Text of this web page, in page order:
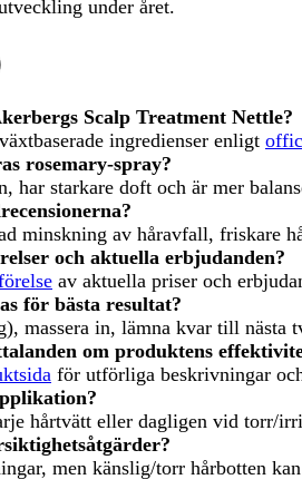
under året.
Scalp Treatment Nettle?
ingredienser enligt
rosemary-spray?
har starkare doft och är mer
minskning av håravfall, friskare
och aktuella erbjudanden?
av aktuella priser och
för bästa resultat?
massera in, lämna kvar till nästa
om produktens
för utförliga beskrivningar
hårtvätt eller dagligen vid torr/
men känslig/torr hårbotten